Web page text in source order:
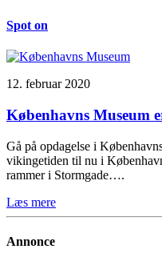
Spot on
12. februar 2020
Københavns Museum
Gå på opdagelse i
vikingetiden til nu i
rammer i Stormgade….
Læs mere
Annonce